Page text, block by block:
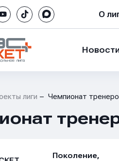
О
лиги Чемпионат
Поколение,